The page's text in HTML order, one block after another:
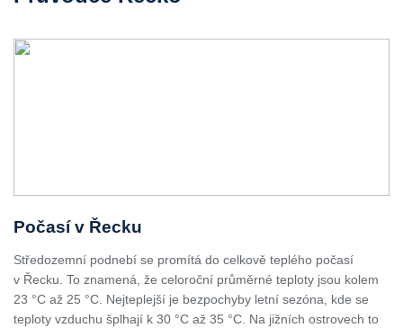
Počasí v Řecku
Středozemní podnebí se promítá do celkově teplého počasí
v Řecku. To znamená, že celoroční průměrné teploty jsou kolem
23 °C až 25 °C. Nejteplejší je bezpochyby letní sezóna, kde se
teploty vzduchu šplhají k 30 °C až 35 °C. Na jižních ostrovech to